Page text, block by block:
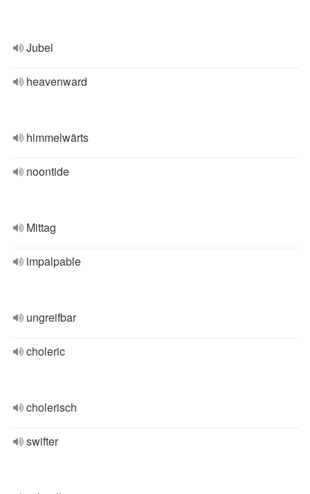
Jubel
heavenward
himmelwärts
noontide
Mittag
impalpable
ungreifbar
choleric
cholerisch
swifter